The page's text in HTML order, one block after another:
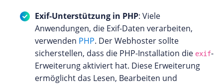
Exif-Unterstützung in PHP: Viele
Anwendungen, die Exif-Daten verarbeiten,
verwenden PHP. Der Webhoster sollte
sicherstellen, dass die PHP-Installation die exif-
Erweiterung aktiviert hat. Diese Erweiterung
ermöglicht das Lesen, Bearbeiten und